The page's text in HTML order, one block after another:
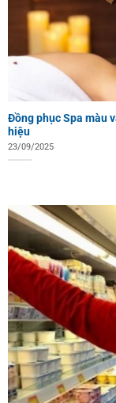
Đồng phục Spa màu
hiệu
23/09/2025